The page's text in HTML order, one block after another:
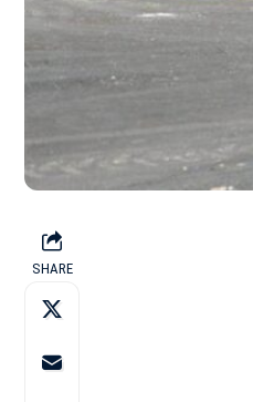
SHARE